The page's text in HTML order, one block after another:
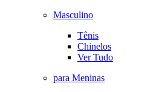
Masculino
Tênis
Chinelos
Ver Tudo
para Meninas